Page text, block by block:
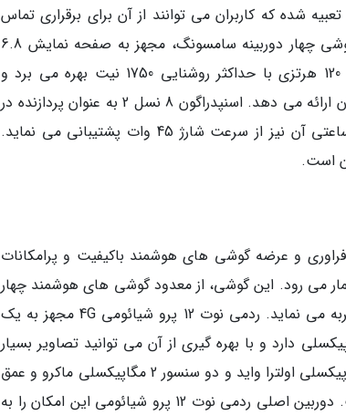
گوشی تعبیه شده که کاربران می توانند از آن برای برقراری تماس
های ویدیویی و گرفتن عکس های سلفی استفاده نمایند. این گوشی چهار دوربینه سامسونگ، مجهز به صفحه نمایش 6.8
اینچی از جنس Dynamic AMOLED 2X است که از رفرش ریت 120 هرتزی با حداکثر روشنایی 1750 نیت بهره می برد و
محتواهای تصویری و ویدیویی را با وضوح 1440 در 3088 به کاربران ارائه می دهد. اسنپدراگون 8 نسل 2 به عنوان پردازنده در
این گوشی به انجام وظیفه می پردازد و باتری 5000 میلی آمپر ساعتی آن نیز از سرعت شارژ 45 وات پشتیبانی می نماید.
و عرضه گوشی های هوشمند باکیفیت و پرامکانات
های آن ها به شمار می رود. این گوشی، از معدود گوشی های هوشمند چهار
دوربینه شیائومی است که در بازار ایران فروش بسیار خوبی را تجربه می نماید. ردمی نوت 12 پرو شیائومی 4G مجهز به یک
چهارگانه است که سنسور اصلی آن دقتی 108 مگاپیکسلی دارد و با بهره گیری از آن می توانید تصاویر بسیار
جذابی را ثبت کنید. در کنار این سنسور قدرتمند، یک سنسور 8 مگاپیکسلی اولترا واید و دو سنسور 2 مگاپیکسلی ماکرو و عمق
میدان نیز به چشم می خورند که کیفیت آن ها نیز قابل قبول است. دوربین اصلی ردمی نوت 12 پرو شیائومی این امکان را به